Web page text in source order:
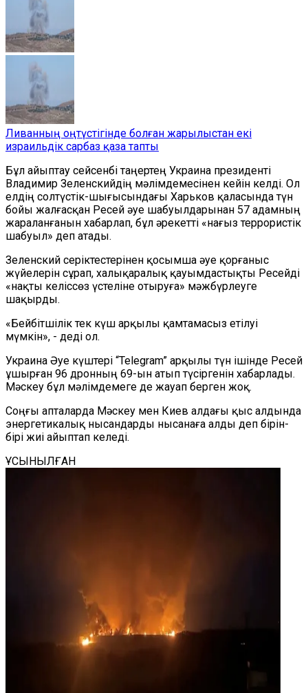
Ливанның оңтүстігінде болған жарылыстан екі
израильдік сарбаз қаза тапты
Бұл айыптау сейсенбі таңертең Украина президенті
Владимир Зеленскийдің мәлімдемесінен кейін келді. Ол
елдің солтүстік-шығысындағы Харьков қаласында түн
бойы жалғасқан Ресей әуе шабуылдарынан 57 адамның
жараланғанын хабарлап, бұл әрекетті «нағыз террористік
шабуыл» деп атады.
Зеленский серіктестерінен қосымша әуе қорғаныс
жүйелерін сұрап, халықаралық қауымдастықты Ресейді
«нақты келіссөз үстеліне отыруға» мәжбүрлеуге
шақырды.
«Бейбітшілік тек күш арқылы қамтамасыз етілуі
мүмкін», - деді ол.
Украина Әуе күштері “Telegram” арқылы түн ішінде Ресей
ұшырған 96 дронның 69-ын атып түсіргенін хабарлады.
Мәскеу бұл мәлімдемеге де жауап берген жоқ.
Соңғы апталарда Мәскеу мен Киев алдағы қыс алдында
энергетикалық нысандарды нысанаға алды деп бірін-
бірі жиі айыптап келеді.
ҰСЫНЫЛҒАН